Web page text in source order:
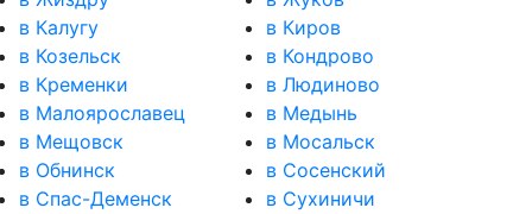
в Калугу
в Киров
в Козельск
в Кондрово
в Кременки
в Людиново
в Малоярославец
в Медынь
в Мещовск
в Мосальск
в Обнинск
в Сосенский
в Спас-Деменск
в Сухиничи